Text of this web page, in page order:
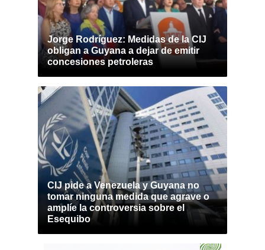
Jorge Rodríguez: Medidas de la CIJ
obligan a Guyana a dejar de emitir
concesiones petroleras
CIJ pide a Venezuela y Guyana no
tomar ninguna medida que agrave o
amplíe la controversia sobre el
Esequibo